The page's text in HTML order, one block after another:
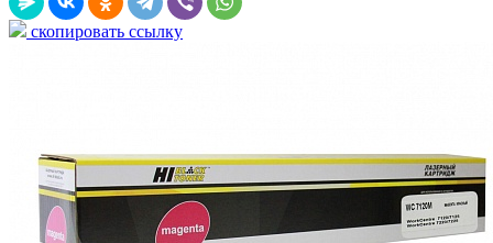
скопировать ссылку